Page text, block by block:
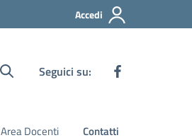
Accedi
Seguici su:
Area Docenti Contatti